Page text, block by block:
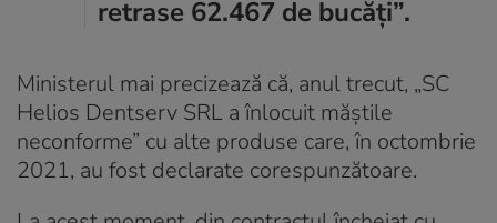
retrase 62.467 de bucăți”.
Ministerul mai precizează că, anul trecut, „SC
Helios Dentserv SRL a înlocuit măștile
neconforme” cu alte produse care, în octombrie
2021, au fost declarate corespunzătoare.